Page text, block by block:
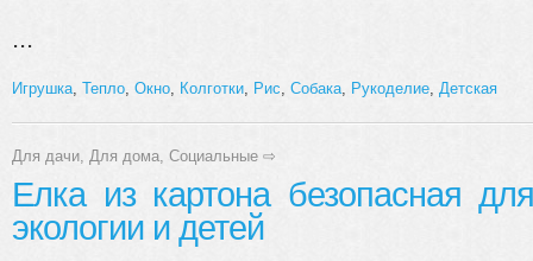
...
Игрушка Тепло Окно Колготки Рис Собака Рукоделие Детская
Для дачи Для дома Социальные ⇨
Елка из картона безопасная для
экологии и детей